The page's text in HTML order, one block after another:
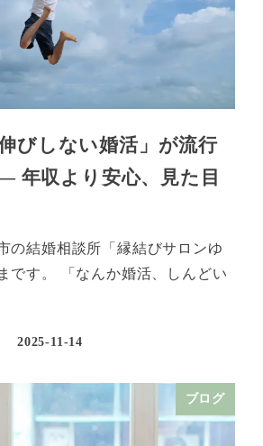
びしない婚活」が流行
年収より安心、見た目
の結婚相談所「縁結びサロンゆ
です。 「なんか婚活、しんどい
2025-11-14
ブログ